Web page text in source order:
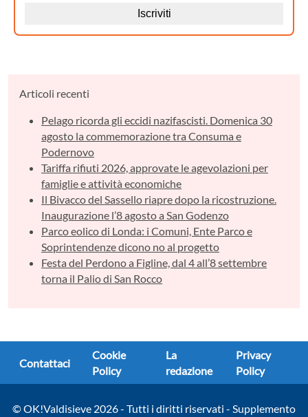
Articoli recenti
Pelago ricorda gli eccidi nazifascisti. Domenica 30
agosto la commemorazione tra Consuma e
Podernovo
Tariffa rifiuti 2026, approvate le agevolazioni per
famiglie e attività economiche
Il Bivacco del Sassello riapre dopo la ricostruzione.
Inaugurazione l’8 agosto a San Godenzo
Parco eolico di Londa: i Comuni, Ente Parco e
Soprintendenze dicono no al progetto
Festa del Perdono a Figline, dal 4 all’8 settembre
torna il Palio di San Rocco
Contattaci
Cookie
Policy
La
redazione
Privacy
Policy
© OK!Valdisieve 2026 - Tutti i diritti riservati - Supplemento